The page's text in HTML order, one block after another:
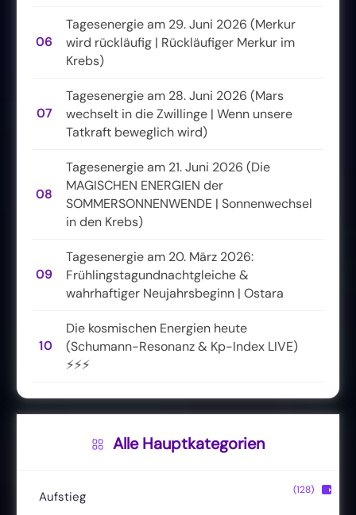
06
Tagesenergie am 29. Juni 2026 (Merkur
wird rückläufig | Rückläufiger Merkur im
Krebs)
07
Tagesenergie am 28. Juni 2026 (Mars
wechselt in die Zwillinge | Wenn unsere
Tatkraft beweglich wird)
08
Tagesenergie am 21. Juni 2026 (Die
MAGISCHEN ENERGIEN der
SOMMERSONNENWENDE | Sonnenwechsel
in den Krebs)
09
Tagesenergie am 20. März 2026:
Frühlingstagundnachtgleiche &
wahrhaftiger Neujahrsbeginn | Ostara
10
Die kosmischen Energien heute
(Schumann-Resonanz & Kp-Index LIVE)
⚡⚡⚡
Alle Hauptkategorien
Aufstieg (128) ▶